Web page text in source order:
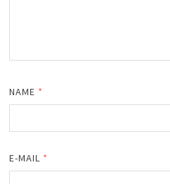
NAME *
E-MAIL *